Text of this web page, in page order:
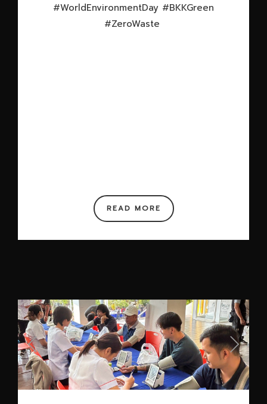
#WorldEnvironmentDay #BKKGreen
#ZeroWaste
READ MORE